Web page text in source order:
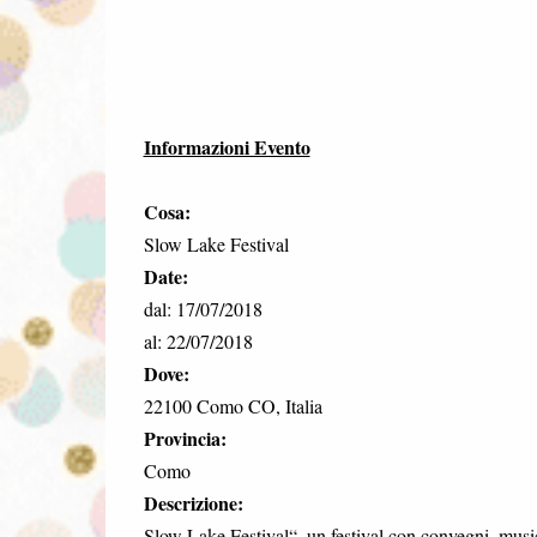
Informazioni Evento
Cosa:
Slow Lake Festival
Date:
dal: 17/07/2018
al: 22/07/2018
Dove:
22100 Como CO, Italia
Provincia:
Como
Descrizione: